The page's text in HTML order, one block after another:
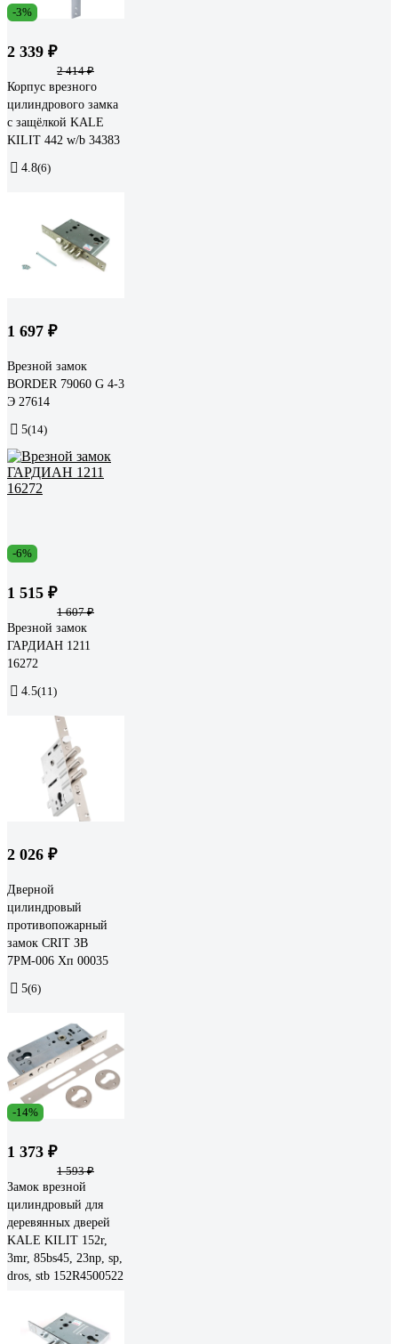
-3%
2 339 ₽
2 414 ₽
Корпус врезного
цилиндрового замка
с защёлкой KALE
KILIT 442 w/b 34383
4.8(6)
1 697 ₽
Врезной замок
BORDER 79060 G 4-3
Э 27614
5(14)
-6%
1 515 ₽
1 607 ₽
Врезной замок
ГАРДИАН 1211
16272
4.5(11)
2 026 ₽
Дверной
цилиндровый
противопожарный
замок CRIT ЗВ
7РМ-006 Хп 00035
5(6)
-14%
1 373 ₽
1 593 ₽
Замок врезной
цилиндровый для
деревянных дверей
KALE KILIT 152r,
3mr, 85bs45, 23np, sp,
dros, stb 152R4500522